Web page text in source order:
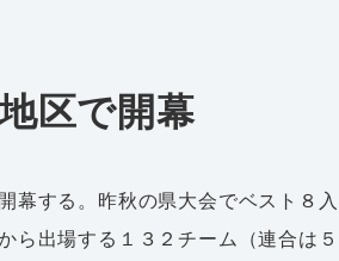
区で開幕
幕する。昨秋の県大会でベスト８入
ら出場する１３２チーム（連合は５